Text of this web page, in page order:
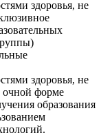
здоровья, не
здоровья, не
очной форме
образования